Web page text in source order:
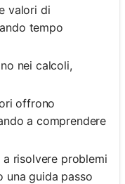
valori di
tempo
nei calcoli,
offrono
a comprendere
a risolvere problemi
una guida passo